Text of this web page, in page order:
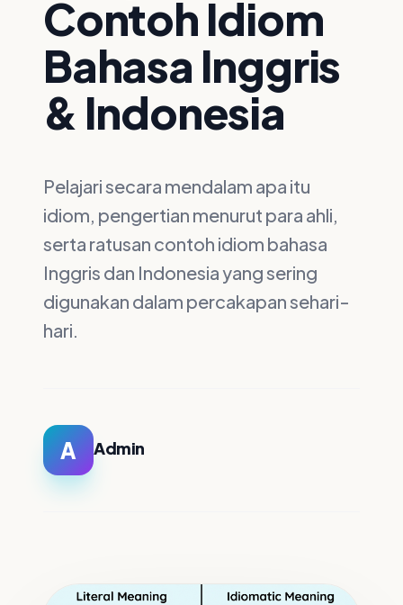
Contoh Idiom
Bahasa Inggris
& Indonesia
Pelajari secara mendalam apa itu
idiom, pengertian menurut para ahli,
serta ratusan contoh idiom bahasa
Inggris dan Indonesia yang sering
digunakan dalam percakapan sehari-
hari.
A Admin